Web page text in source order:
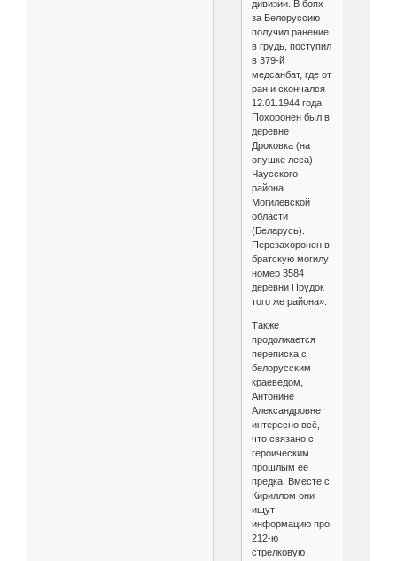
дивизии. В боях
за Белоруссию
получил ранение
в грудь, поступил
в 379-й
медсанбат, где от
ран и скончался
12.01.1944 года.
Похоронен был в
деревне
Дроковка (на
опушке леса)
Чаусского
района
Могилевской
области
(Беларусь).
Перезахоронен в
братскую могилу
номер 3584
деревни Прудок
того же района».
Также
продолжается
переписка с
белорусским
краеведом,
Антонине
Александровне
интересно всё,
что связано с
героическим
прошлым её
предка. Вместе с
Кириллом они
ищут
информацию про
212-ю
стрелковую